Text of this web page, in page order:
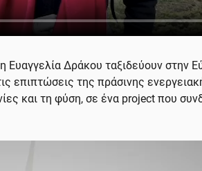
Δράκου ταξιδεύουν στην
επιπτώσεις της πράσινης
και τη φύση, σε ένα project που